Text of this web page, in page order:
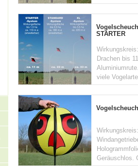
STARTER
Drachen bis
viele
Geräuschlos.